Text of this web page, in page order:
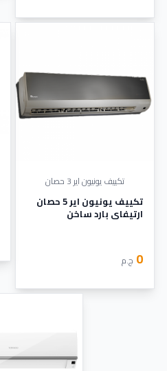
تكييف يونيون اير 3 حصان
تكييف يونيون اير 5 حصان
ارتيفاي بارد ساخن
0 ج.م